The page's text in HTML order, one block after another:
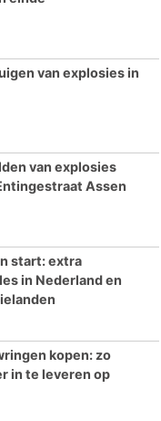
van explosies in
van explosies
Assen
start: extra
in Nederland en
kopen: zo
in te leveren op